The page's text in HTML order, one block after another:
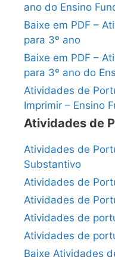
ano do Ensino
Baixe em PDF –
para 3º ano
Baixe em PDF –
para 3º ano do
Atividades de
Imprimir – Ensino
Atividades de
Atividades de
Substantivo
Atividades de
Atividades de
Atividades de
Atividades de
Baixe Atividades